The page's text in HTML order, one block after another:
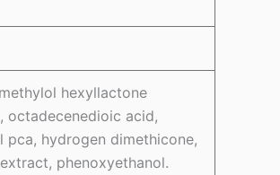
hexyllactone
octadecenedioic acid,
hydrogen dimethicone,
phenoxyethanol.